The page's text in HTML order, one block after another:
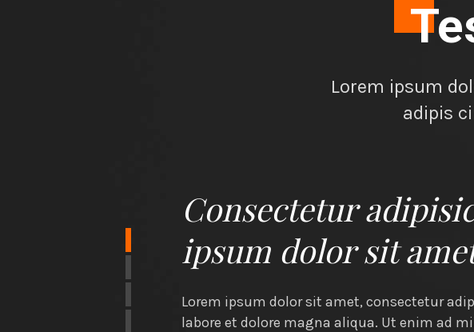
Lorem ipsum
adipis
Consectetur
ipsum dolor sit
Lorem ipsum dolor sit amet, consectetur
labore et dolore magna aliqua. Ut enim ad